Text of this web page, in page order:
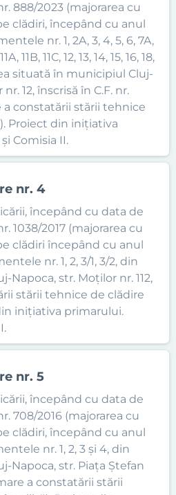
888/2023 (majorarea cu
clădiri, începând cu anul
nr. 1, 2A, 3, 4, 5, 6, 7A,
11B, 11C, 12, 13, 14, 15, 16, 18,
situată în municipiul Cluj-
12, înscrisă în C.F. nr.
a constatării stării tehnice
Proiect din inițiativa
Comisia II.
nr. 4
începând cu data de
1038/2017 (majorarea cu
clădiri începând cu anul
nr. 1, 2, 3/1, 3/2, din
Napoca, str. Moților nr. 112,
stării tehnice de clădire
inițiativa primarului.
nr. 5
începând cu data de
708/2016 (majorarea cu
clădiri, începând cu anul
nr. 1, 2, 3 și 4, din
Napoca, str. Piața Ștefan
a constatării stării